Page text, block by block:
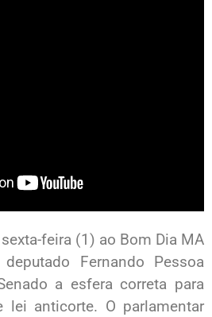
feira (1) ao Bom Dia MA
Fernando Pessoa
a esfera correta para
lei anticorte. O parlamentar